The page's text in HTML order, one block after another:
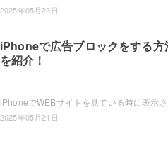
2025年05月23日
iPhoneで広告ブロックをする方
を紹介！
2025年05月21日